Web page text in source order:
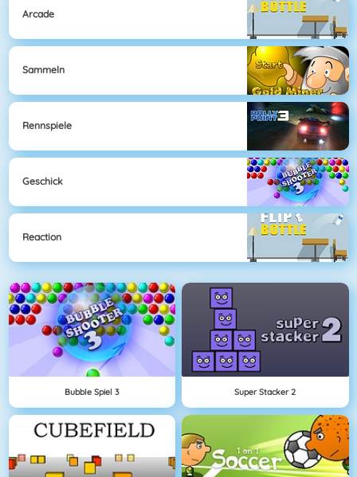
Arcade
Sammeln
Rennspiele
Geschick
Reaction
Bubble Spiel 3 Super Stacker 2